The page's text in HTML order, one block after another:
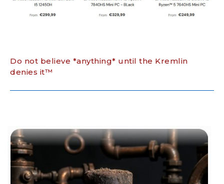
Do not believe *anything* until the Kremlin
denies it™